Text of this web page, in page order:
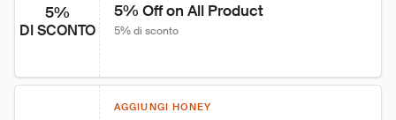
5%
DI SCONTO
5% Off on All Product
5% di sconto
AGGIUNGI HONEY